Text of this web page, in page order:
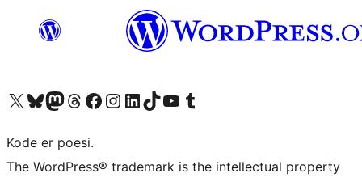
Besøg vores X (tidligere Twitter) konto
Besøg vores Bluesky-konto
Besøg vores Mastodon konto
Besøg vores Threads-konto
Besøg vores Facebook sideBesøg vores Instagram konto
Besøg vores LinkedIn konto
Besøg vores TikTok-konto
Besøg vores YouTube-kanalBesøg vores Tumblr-konto
Kode er poesi.
The WordPress® trademark is the intellectual property